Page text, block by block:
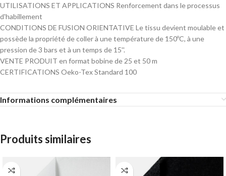
UTILISATIONS ET APPLICATIONS Renforcement dans le processus
d'habillement
CONDITIONS DE FUSION ORIENTATIVE Le tissu devient moulable et
possède la propriété de coller à une température de 150ºC, à une
pression de 3 bars et à un temps de 15''.
VENTE PRODUIT en format bobine de 25 et 50 m
CERTIFICATIONS Oeko-Tex Standard 100
Informations complémentaires
Produits similaires